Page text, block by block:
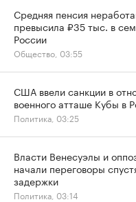
Средняя пенсия
превысила ₽35 тыс. в
России
Общество, 03:55
США ввели санкции в
военного атташе Кубы в
Политика, 03:25
Власти Венесуэлы и
начали переговоры
задержки
Политика, 03:14